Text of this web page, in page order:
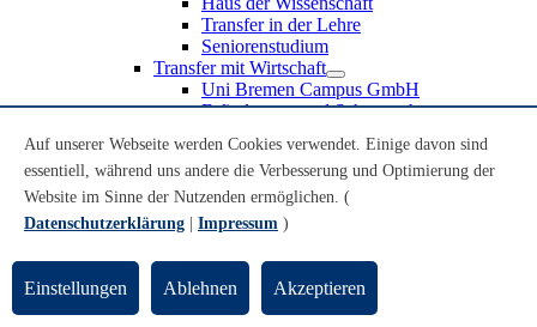
Transfer in der Lehre
Seniorenstudium
Transfer mit Wirtschaft
Uni Bremen Campus GmbH
Erfindungen und Schutzrechte
Recruiting an der Universität Bremen
Weiterbildung an der Universität Bremen
Transfer mit Schule
Schülerinnen und Schüler
Schulklassen
Lehrkräfte
Gründungsunterstützung
Auf unserer Webseite werden Cookies verwendet. Einige davon sind
essentiell, während uns andere die Verbesserung und Optimierung der
Website im Sinne der Nutzenden ermöglichen. (
Datenschutzerklärung
Impressum )
Einstellungen Ablehnen Akzeptieren